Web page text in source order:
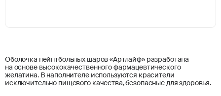
Оболочка пейнтбольных шаров «Артлайф» разработана
на основе высококачественного фармацевтического
желатина. В наполнителе используются красители
исключительно пищевого качества, безопасные для здоровья.